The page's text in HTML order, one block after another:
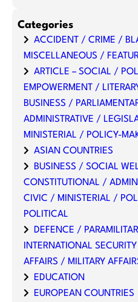
Categories
ACCIDENT / CRIME /
MISCELLANEOUS /
ARTICLE – SOCIAL /
EMPOWERMENT /
BUSINESS /
ADMINISTRATIVE /
MINISTERIAL / POLICY-
ASIAN COUNTRIES
BUSINESS / SOCIAL
CONSTITUTIONAL /
CIVIC / MINISTERIAL /
POLITICAL
DEFENCE /
INTERNATIONAL
AFFAIRS / MILITARY
EDUCATION
EUROPEAN COUNTRIES